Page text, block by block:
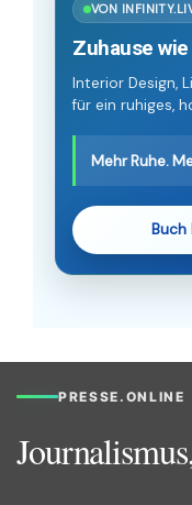
VON
Zuhause
Interior Design,
für ein ruhiges,
Mehr Ruhe.
Buch
PRESSE.ONLINE